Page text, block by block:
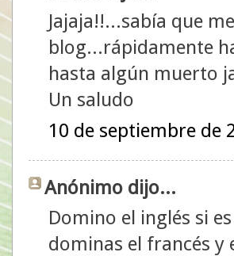
Jajaja!!...sabía que
blog...rápidamente
hasta algún muerto
Un saludo
10 de septiembre de
Anónimo dijo...
Domino el inglés si
dominas el francés y